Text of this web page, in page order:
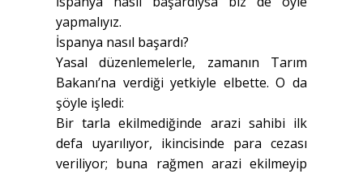
yapmalıyız.
İspanya nasıl başardı?
Yasal düzenlemelerle, zamanın Tarım
Bakanı’na verdiği yetkiyle elbette. O da
şöyle işledi:
Bir tarla ekilmediğinde arazi sahibi ilk
defa uyarılıyor, ikincisinde para cezası
veriliyor; buna rağmen arazi ekilmeyip